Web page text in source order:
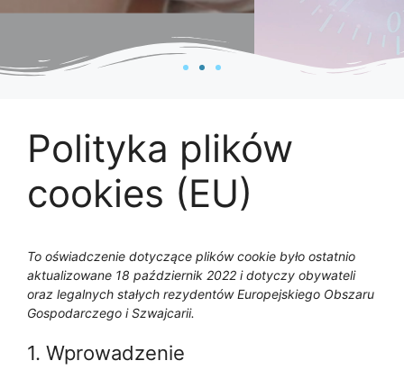
kuracja odmładzająca dla skóry dojrzałej
gdzie egzosomy i senolityki zawarte w
kosmetykach w połączeniu z mezterapią
Polityka plików
cookies (EU)
To oświadczenie dotyczące plików cookie było ostatnio
aktualizowane 18 październik 2022 i dotyczy obywateli
oraz legalnych stałych rezydentów Europejskiego Obszaru
Gospodarczego i Szwajcarii.
1. Wprowadzenie